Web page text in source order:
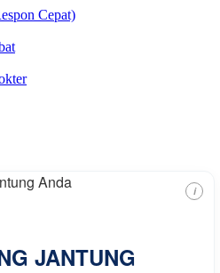
Cepat)
JANTUNG
i